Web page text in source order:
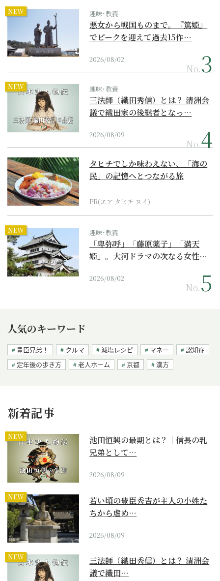
NEW 趣味･教養
悪女から戦国ものまで。『篤姫』
でピークを迎えて過去15作…
2026/08/02
No.
NEW 趣味･教養
三法師（織田秀信）とは？ 清洲会
議で織田家の後継者となっ…
2026/08/09
No.
タヒチでしか味わえない、「海の
民」の記憶へとつながる旅
PR(エア タヒチ ヌイ)
NEW 趣味･教養
「卑弥呼」「藤原薬子」「満天
姫」。大河ドラマの次なる女性…
2026/08/02
No.
人気のキーワード
豊臣兄弟！ クルマ 減塩レシピ マネー
認知症
定年後の歩き方
老人ホーム 京都 漢方
新着記事
NEW
池田恒興の最期とは？｜信長の乳
兄弟として…
2026/08/09
NEW
若い頃の豊臣秀吉が主人の小姓た
ちから虐め…
2026/08/09
NEW
三法師（織田秀信）とは？ 清洲会
議で織田…